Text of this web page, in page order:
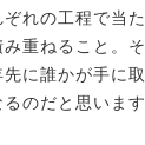
ぞれの工程で当
重ねること。
に誰かが手に
のだと思います